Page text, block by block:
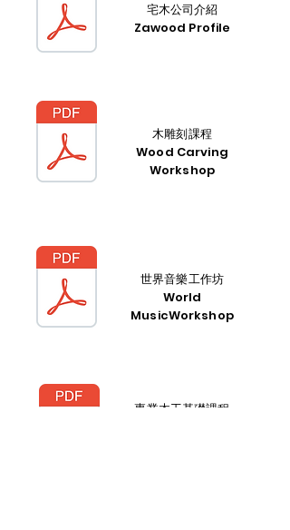
宅木公司介紹
Zawood Profile
木雕刻課程
Wood Carving
Workshop
世界音樂工作坊
World
MusicWorkshop
專業木工基礎課程